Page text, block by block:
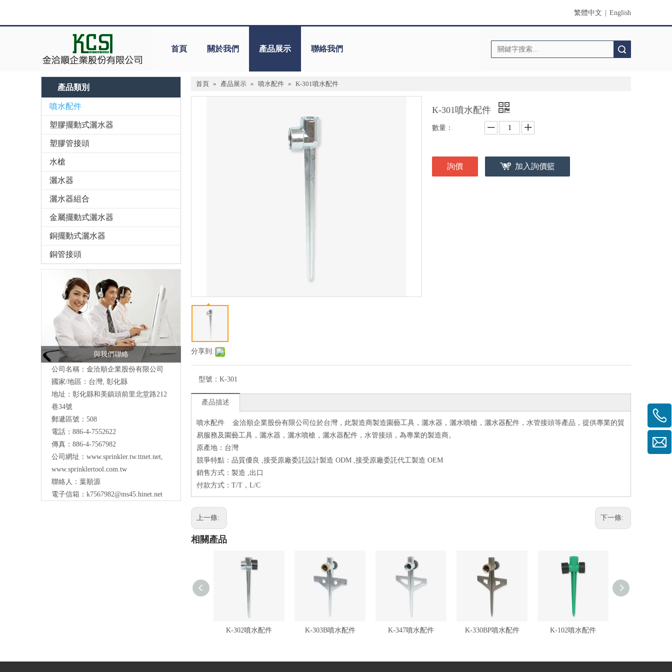
繁體中文 English
首頁 關於我們 產品展示 聯絡我們
產品類別
噴水配件
塑膠擺動式灑水器
塑膠管接頭
水槍
灑水器
灑水器組合
金屬擺動式灑水器
銅擺動式灑水器
銅管接頭
與我們聯絡
公司名稱：金洽順企業股份有限公司
國家/地區：台灣, 彰化縣
地址： 彰化縣和美鎮頭前里北堂路212
巷34號
郵遞區號：508
電話：886-4-7552622
傳真：886-4-7567982
公司網址： www.sprinkler.tw.ttnet.net
www.sprinklertool.com.tw
聯絡人：葉順源
電子信箱： k7567982@ms45.hinet.net
首頁 » 產品展示 » 噴水配件 » K-301噴水配件
分享到:
K-301噴水配件
數量：
詢價 加入詢價籃
型號： K-301
產品描述
噴水配件 金洽順企業股份有限公司位於台灣，此製造商製造園藝工具，灑水器，灑水噴槍，灑水器配件，水管接頭等產品，提供專業的貿
易服務及園藝工具，灑水器，灑水噴槍，灑水器配件，水管接頭，為專業的製造商。
原產地：台灣
競爭特點：品質優良 ,接受原廠委託設計製造 ODM ,接受原廠委託代工製造 OEM
銷售方式：製造 ,出口
付款方式：T/T，L/C
上一條: 下一條:
相關產品
K-302噴水配件 K-303B噴水配件 K-347噴水配件 K-330BP噴水配件 K-102噴水配件